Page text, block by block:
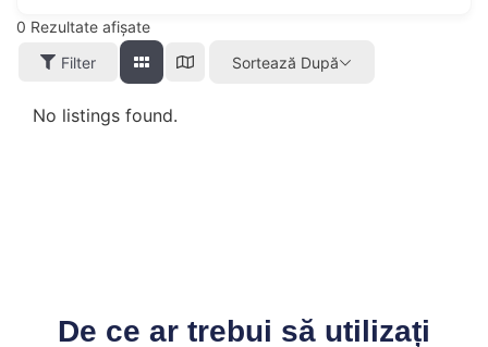
0 Rezultate afișate
Filter
Sortează După
No listings found.
De ce ar trebui să utilizați